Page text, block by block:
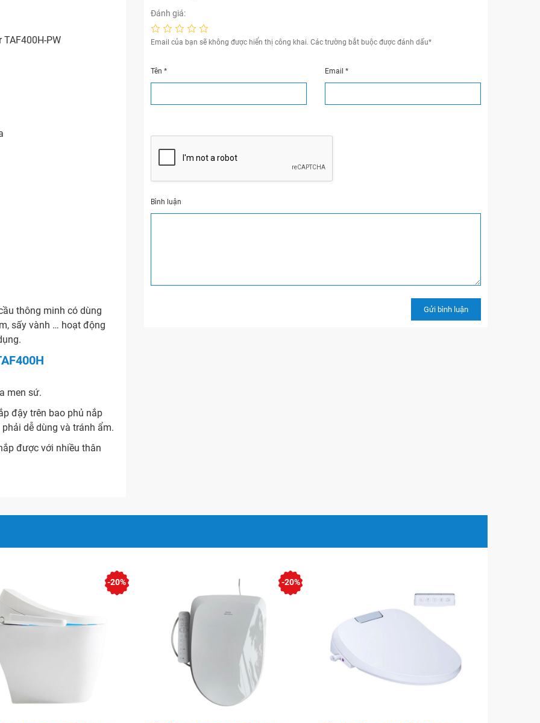
PW
thông minh có dùng
sấy vành … hoạt động
men sứ.
đậy trên bao phủ nắp
dễ dùng và tránh ẩm.
được với nhiều thân
không gờ cạnh dễ vệ
massage run và nóng
có chút ít rò rĩ điện hoặc
sự nguy hiểm.
chất liệu inox.
độ / máy cảm ứng
Đánh giá:
Email của bạn sẽ không được hiển thị công khai. Các trường bắt buộc được đánh dấu*
Tên* Email *
Bình luận
-20% -20%